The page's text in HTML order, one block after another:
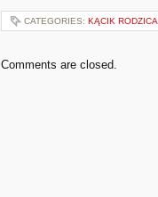
CATEGORIES: KĄCIK RODZICA
Comments are closed.